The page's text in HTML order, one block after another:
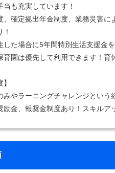
当も充実しています！
、確定拠出年金制度、業務災害に
した場合に5年間特別生活支援金を
育園は優先して利用できます！育
みやラーニングチャレンジとい
励金、報奨金制度あり！スキルア